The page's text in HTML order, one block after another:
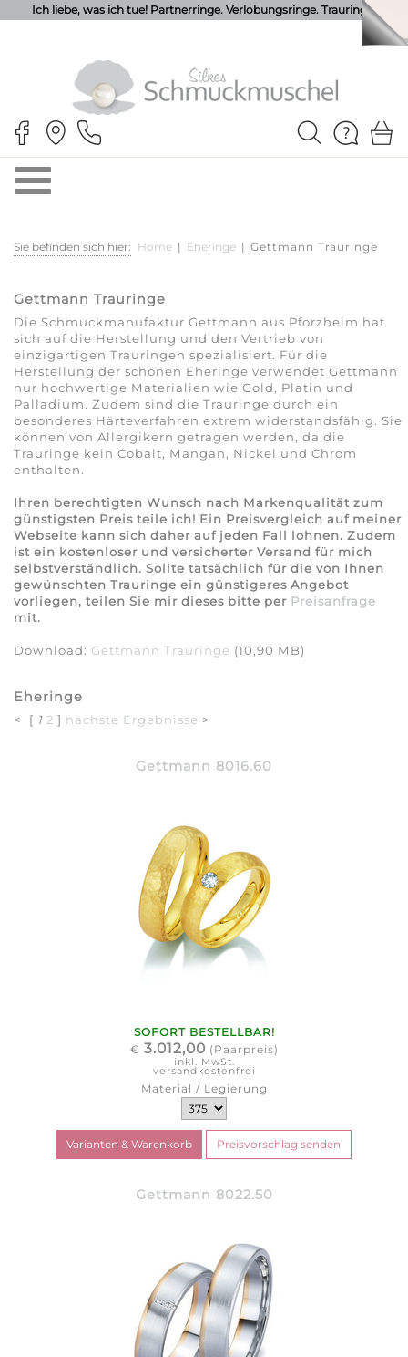
Ich liebe, was ich tue! Partnerringe. Verlobungsringe. Trauringe.
Sie befinden sich hier: Home | Eheringe | Gettmann Trauringe
Gettmann Trauringe
Die Schmuckmanufaktur Gettmann aus Pforzheim hat
sich auf die Herstellung und den Vertrieb von
einzigartigen Trauringen spezialisiert. Für die
Herstellung der schönen Eheringe verwendet Gettmann
nur hochwertige Materialien wie Gold, Platin und
Palladium. Zudem sind die Trauringe durch ein
besonderes Härteverfahren extrem widerstandsfähig. Sie
können von Allergikern getragen werden, da die
Trauringe kein Cobalt, Mangan, Nickel und Chrom
enthalten.
Ihren berechtigten Wunsch nach Markenqualität zum
günstigsten Preis teile ich! Ein Preisvergleich auf meiner
Webseite kann sich daher auf jeden Fall lohnen. Zudem
ist ein kostenloser und versicherter Versand für mich
selbstverständlich. Sollte tatsächlich für die von Ihnen
gewünschten Trauringe ein günstigeres Angebot
vorliegen, teilen Sie mir dieses bitte per Preisanfrage
mit.
Download: Gettmann Trauringe (10,90 MB)
Eheringe
< [ 1 2 ] nächste Ergebnisse >
Gettmann 8016.60
SOFORT BESTELLBAR!
€ 3.012,00 (Paarpreis)
inkl. MwSt.
versandkostenfrei
Material / Legierung
Gettmann 8022.50